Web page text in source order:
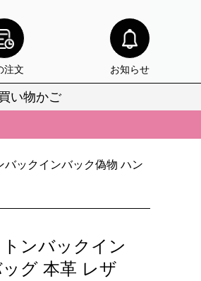
注文 お知らせ
い物かご
バックインバック偽物 ハン
ンバックイン
グ 本革 レザ